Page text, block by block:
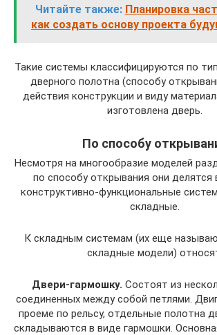
Читайте также: Планировка
как создать основу проекта
Такие системы классифицируются по
дверного полотна (способу
действия конструкции и виду
изготовлена дверь.
По способу
Несмотря на многообразие моделей
по способу открывания они делятся
конструктивно-функциональные
складные.
К складным системам (их еще
складные модели)
Двери-гармошку. Состоят из
соединенных между собой петлями.
проеме по рельсу, отдельные полотна
складываются в виде гармошки.